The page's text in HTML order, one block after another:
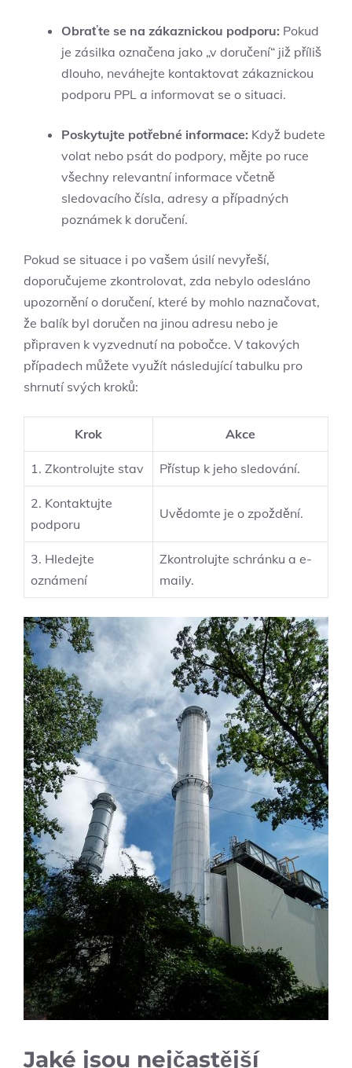
Obraťte se na zákaznickou podporu: Pokud
je zásilka označena jako „v doručení“ již příliš
dlouho, neváhejte kontaktovat zákaznickou
podporu PPL a informovat se o situaci.
Poskytujte potřebné informace: Když budete
volat nebo psát do podpory, mějte po ruce
všechny relevantní informace včetně
sledovacího čísla, adresy a případných
poznámek k doručení.
Pokud se situace i po vašem úsilí nevyřeší,
doporučujeme zkontrolovat, zda nebylo odesláno
upozornění o doručení, které by mohlo naznačovat,
že balík byl doručen na jinou adresu nebo je
připraven k vyzvednutí na pobočce. V takových
případech můžete využít následující tabulku pro
shrnutí svých kroků:
Krok Akce
1. Zkontrolujte stav Přístup k jeho sledování.
2. Kontaktujte
podporu
Uvědomte je o zpoždění.
3. Hledejte
oznámení
Zkontrolujte schránku a e-
maily.
Jaké jsou nejčastější